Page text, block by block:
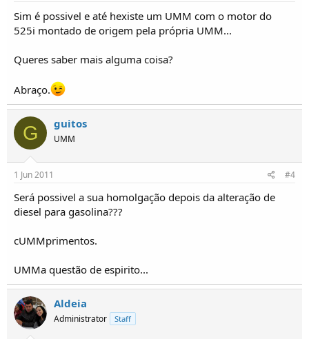
Sim é possivel e até hexiste um UMM com o motor do
525i montado de origem pela própria UMM...
Queres saber mais alguma coisa?
Abraço.
G guitos
UMM
1 Jun 2011 #4
Será possivel a sua homolgação depois da alteração de
diesel para gasolina???
cUMMprimentos.
UMMa questão de espirito...
Aldeia
Administrator Staff